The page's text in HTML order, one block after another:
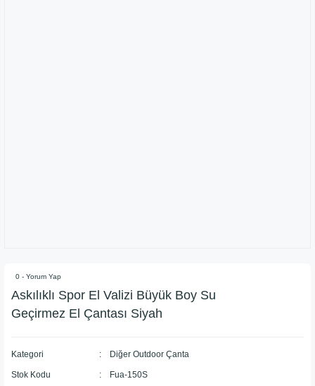
0 - Yorum Yap
Askılıklı Spor El Valizi Büyük Boy Su
Geçirmez El Çantası Siyah
Kategori Diğer Outdoor Çanta
Stok Kodu Fua-150S